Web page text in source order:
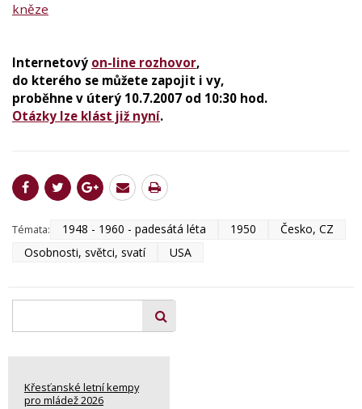
kněze
Internetový on-line rozhovor,
do kterého se můžete zapojit i vy,
proběhne v úterý 10.7.2007 od 10:30 hod.
Otázky lze klást již nyní.
Témata: 1948 - 1960 - padesátá léta 1950
Česko, CZ
Osobnosti, světci, svatí
USA
Křesťanské letní kempy
pro mládež 2026